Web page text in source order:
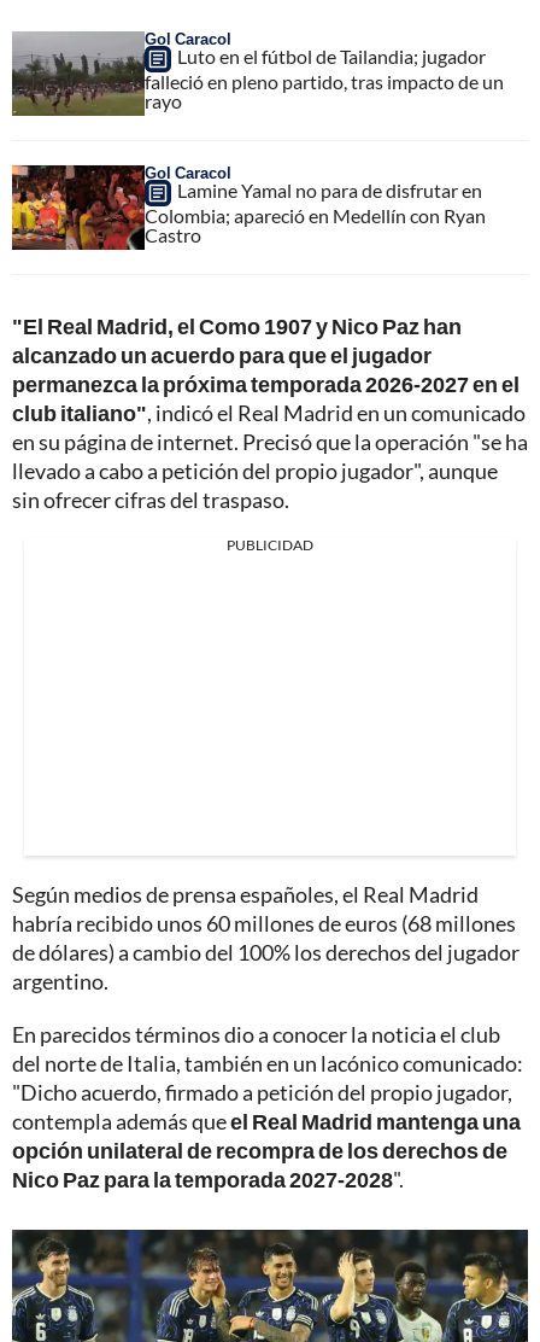
Gol Caracol
Luto en el fútbol de Tailandia; jugador
falleció en pleno partido, tras impacto de un
rayo
Gol Caracol
Lamine Yamal no para de disfrutar en
Colombia; apareció en Medellín con Ryan
Castro
"El Real Madrid, el Como 1907 y Nico Paz han
alcanzado un acuerdo para que el jugador
permanezca la próxima temporada 2026-2027 en el
club italiano", indicó el Real Madrid en un comunicado
en su página de internet. Precisó que la operación "se ha
llevado a cabo a petición del propio jugador", aunque
sin ofrecer cifras del traspaso.
PUBLICIDAD
Según medios de prensa españoles, el Real Madrid
habría recibido unos 60 millones de euros (68 millones
de dólares) a cambio del 100% los derechos del jugador
argentino.
En parecidos términos dio a conocer la noticia el club
del norte de Italia, también en un lacónico comunicado:
"Dicho acuerdo, firmado a petición del propio jugador,
contempla además queel Real Madrid mantenga una
opción unilateral de recompra de los derechos de
Nico Paz para la temporada 2027-2028".